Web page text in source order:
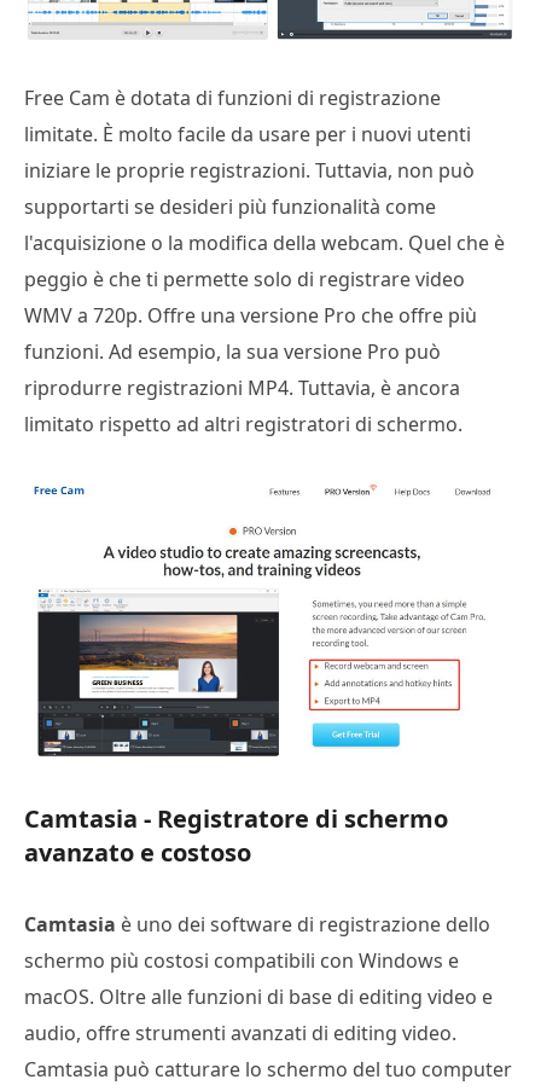
Free Cam è dotata di funzioni di registrazione
limitate. È molto facile da usare per i nuovi utenti
iniziare le proprie registrazioni. Tuttavia, non può
supportarti se desideri più funzionalità come
l'acquisizione o la modifica della webcam. Quel che è
peggio è che ti permette solo di registrare video
WMV a 720p. Offre una versione Pro che offre più
funzioni. Ad esempio, la sua versione Pro può
riprodurre registrazioni MP4. Tuttavia, è ancora
limitato rispetto ad altri registratori di schermo.
Camtasia - Registratore di schermo
avanzato e costoso
Camtasia è uno dei software di registrazione dello
schermo più costosi compatibili con Windows e
macOS. Oltre alle funzioni di base di editing video e
audio, offre strumenti avanzati di editing video.
Camtasia può catturare lo schermo del tuo computer